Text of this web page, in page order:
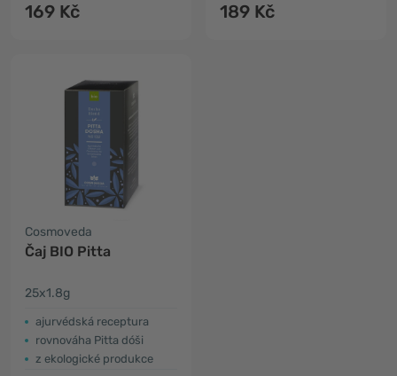
169 Kč 189 Kč
Cosmoveda
Čaj BIO Pitta
25x1.8g
ajurvédská receptura
rovnováha Pitta dóši
z ekologické produkce